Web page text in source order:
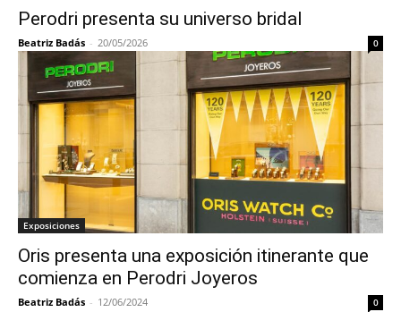
Perodri presenta su universo bridal
Beatriz Badás - 20/05/2026 0
Exposiciones
Oris presenta una exposición itinerante que
comienza en Perodri Joyeros
Beatriz Badás - 12/06/2024 0